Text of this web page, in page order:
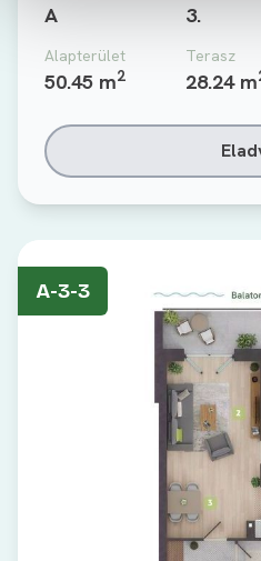
A 3.
Alapterület
50.45 m2
Terasz
28.24 m
A-3-3